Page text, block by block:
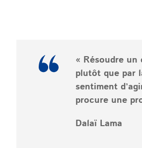
« Résoudre
plutôt que par
sentiment
procure une
Dalaï Lama